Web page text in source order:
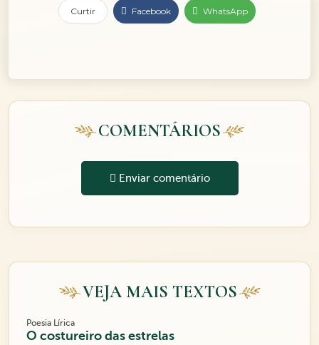
Curtir Facebook WhatsApp
COMENTÁRIOS
Enviar comentário
VEJA MAIS TEXTOS
Poesia Lírica
O costureiro das estrelas